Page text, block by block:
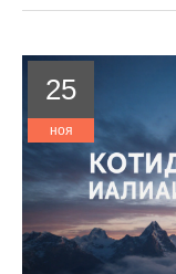
25
ноя